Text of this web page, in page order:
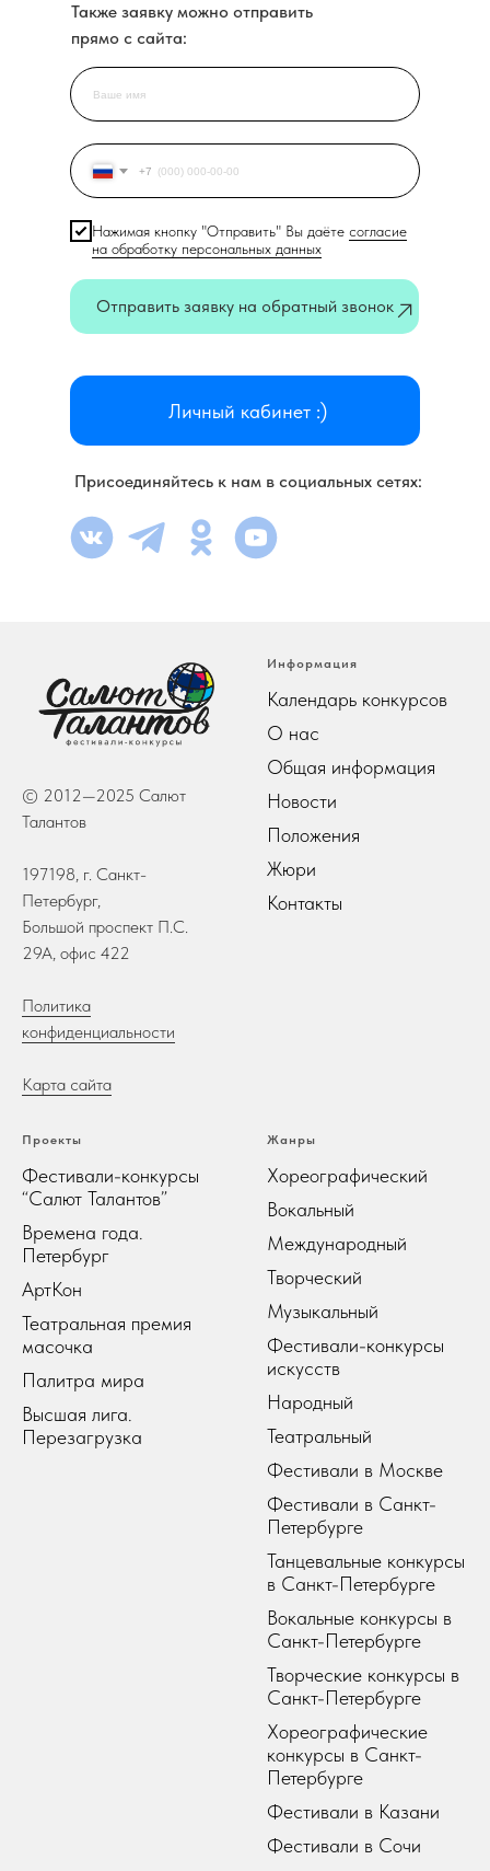
Личный кабинет :)
Присоединяйтесь к нам в социальных сетях:
+7
Нажимая кнопку "Отправить" Вы даёте согласие
на обработку персональных данных
Отправить заявку на обратный звонок
Также заявку можно отправить
прямо с сайта:
© 2012—2025 Салют
Талантов
197198, г. Санкт-
Петербург,
Большой проспект П.С.
29А, офис 422
Политика
конфиденциальности
Карта сайта
Информация
Календарь конкурсов
О нас
Общая информация
Новости
Положения
Жюри
Контакты
Проекты
Фестивали-конкурсы
“Салют Талантов”
Времена года.
Петербург
АртКон
Театральная премия
масочка
Палитра мира
Высшая лига.
Перезагрузка
Жанры
Хореографический
Вокальный
Международный
Творческий
Музыкальный
Фестивали-конкурсы
искусств
Народный
Театральный
Фестивали в Москве
Фестивали в Санкт-
Петербурге
Танцевальные конкурсы
в Санкт-Петербурге
Вокальные конкурсы в
Санкт-Петербурге
Творческие конкурсы в
Санкт-Петербурге
Хореографические
конкурсы в Санкт-
Петербурге
Фестивали в Казани
Фестивали в Сочи